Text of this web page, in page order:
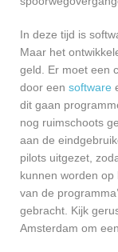
In deze tijd is
Maar het
geld. Er moet een
door een software
dit gaan
nog ruimschoots
aan de
pilots uitgezet,
kunnen worden
van de
gebracht. Kijk
Amsterdam om